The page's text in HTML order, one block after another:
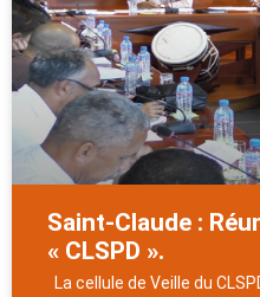
Saint-Claude :
« CLSPD ».
La cellule de Veille du